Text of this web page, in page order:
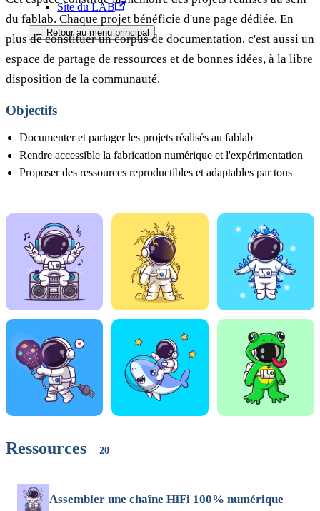
Site du LAB
← Retour au menu principal
du fablab. Chaque projet bénéficie d'une page dédiée. En
plus de constituer un corpus de documentation, c'est aussi un
espace de partage de ressources et de bonnes idées, à la libre
disposition de la communauté.
Objectifs
Documenter et partager les projets réalisés au fablab
Rendre accessible la fabrication numérique et l'expérimentation
Proposer des ressources reproductibles et adaptables par tous
Ressources 20
Assembler une chaîne HiFi 100% numérique